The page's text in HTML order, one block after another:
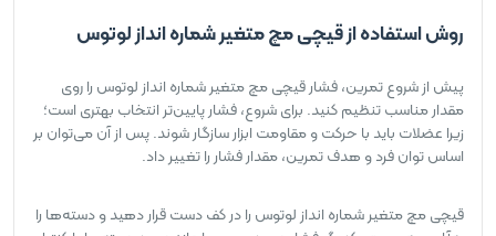
روش استفاده از قیچی مچ متغیر شماره انداز لوتوس
پیش از شروع تمرین، فشار قیچی مچ متغیر شماره انداز لوتوس را روی
مقدار مناسب تنظیم کنید. برای شروع، فشار پایین‌تر انتخاب بهتری است؛
زیرا عضلات باید با حرکت و مقاومت ابزار سازگار شوند. پس از آن می‌توان بر
اساس توان فرد و هدف تمرین، مقدار فشار را تغییر داد.
قیچی مچ متغیر شماره انداز لوتوس را در کف دست قرار دهید و دسته‌ها را